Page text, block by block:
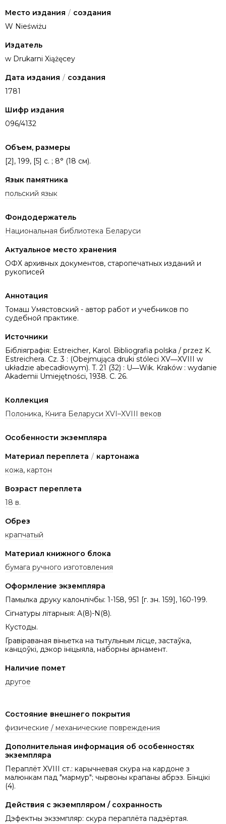
Место издания / создания
W Nieświżu
Издатель
w Drukarni Xiążęcey
Дата издания / создания
1781
Шифр издания
096/4132
Объем, размеры
[2], 199, [5] c. ; 8° (18 см).
Язык памятника
польский язык
Фондодержатель
Национальная библиотека Беларуси
Актуальное место хранения
ОФХ архивных документов, старопечатных изданий и
рукописей
Аннотация
Томаш Умястовский - автор работ и учебников по
судебной практике.
Источники
Бібліяграфія: Estreicher, Karol. Bibliografia polska / przez K.
Estreichera. Cz. 3 : (Obejmująca druki stóleci XV―XVIII w
układzie abecadłowym). T. 21 (32) : U―Wik. Kraków : wydanie
Akademii Umiejętności, 1938. C. 26.
Коллекция
Полоника, Книга Беларуси XVI–XVIII веков
Особенности экземпляра
Материал переплета / картонажа
кожа, картон
Возраст переплета
18 в.
Обрез
крапчатый
Материал книжного блока
бумага ручного изготовления
Оформление экземпляра
Памылка друку калонлічбы: 1-158, 951 [г. зн. 159], 160-199.
Сігнатуры літарныя: A(8)-N(8).
Кустоды.
Гравіраваная віньетка на тытульным лісце, застаўка,
канцоўкі, дэкор ініцыяла, наборны арнамент.
Наличие помет
другое
Состояние внешнего покрытия
физические / механические повреждения
Дополнительная информация об особенностях
экземпляра
Пераплёт XVIII ст.: карычневая скура на кардоне з
малюнкам пад "мармур"; чырвоны крапаны абрэз. Бінцікі
(4).
Действия с экземпляром / сохранность
Дэфектны экзэмпляр: скура пераплёта падзёртая.